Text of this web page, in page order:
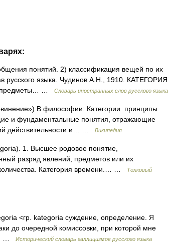
понятий. 2) классификация вещей по их
русского языка. Чудинов А.Н., 1910. КАТЕГОРИЯ
предметы… …
Словарь иностранных слов русского языка
В философии: Категории принципы
и фундаментальные понятия, отражающие
действительности и… …
Википедия
1. Высшее родовое понятие,
разряд явлений, предметов или их
Категория времени.… …
Толковый
<гр. kategoria суждение, определение. Я
до очередной комиссовки, при которой мне
…
Исторический словарь галлицизмов русского языка